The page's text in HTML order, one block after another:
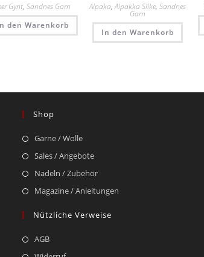
Gynt,Sandnes Garn
den Warenkorb
Alpaka,Alpakka Silke,Sandnes
Garn
In den Warenkorb
Shop
Garne / Wolle
Sales / Angebote
Nadeln / Zubehör
Magazine / Anleitungen
Nützliche Verweise
AGB